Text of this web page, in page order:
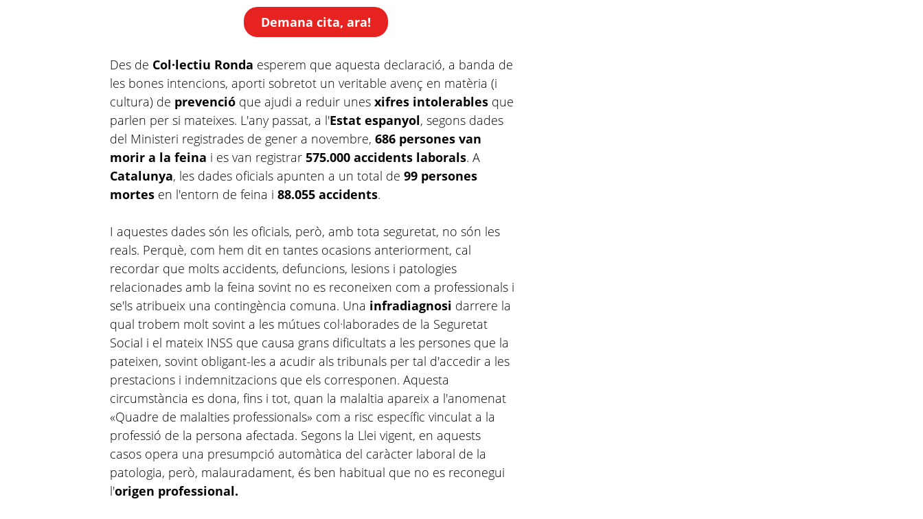
Demana cita, ara!
Des de Col·lectiu Ronda esperem que aquesta declaració, a banda de
les bones intencions, aporti sobretot un veritable avenç en matèria (i
cultura) de prevenció que ajudi a reduir unesxifres intolerables que
parlen per si mateixes. L'any passat, a l'Estat espanyol, segons dades
del Ministeri registrades de gener a novembre,686 persones van
morir a la feina i es van registrar575.000 accidents laborals. A
Catalunya, les dades oficials apunten a un total de99 persones
mortes en l'entorn de feina i88.055 accidents.
I aquestes dades són les oficials, però, amb tota seguretat, no són les
reals. Perquè, com hem dit en tantes ocasions anteriorment, cal
recordar que molts accidents, defuncions, lesions i patologies
relacionades amb la feina sovint no es reconeixen com a professionals i
se'ls atribueix una contingència comuna. Una infradiagnosi darrere la
qual trobem molt sovint a les mútues col·laborades de la Seguretat
Social i el mateix INSS que causa grans dificultats a les persones que la
pateixen, sovint obligant-les a acudir als tribunals per tal d'accedir a les
prestacions i indemnitzacions que els corresponen. Aquesta
circumstància es dona, fins i tot, quan la malaltia apareix a l'anomenat
«Quadre de malalties professionals» com a risc específic vinculat a la
professió de la persona afectada. Segons la Llei vigent, en aquests
casos opera una presumpció automàtica del caràcter laboral de la
patologia, però, malauradament, és ben habitual que no es reconegui
l'origen professional.